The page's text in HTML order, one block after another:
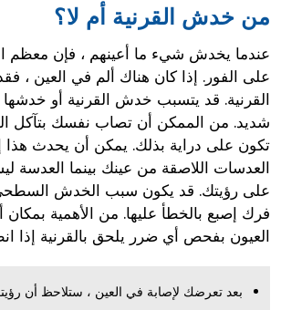
من خدش القرنية أم لا؟
عندما يخدش شيء ما أعينهم ، فإن معظم
على الفور. إذا كان هناك ألم في العين ،
القرنية. قد يتسبب خدش القرنية أو خدشها
شديد. من الممكن أن تصاب نفسك بتآكل
تكون على دراية بذلك. يمكن أن يحدث هذا
العدسات اللاصقة من عينك بينما العدسة
على رؤيتك. قد يكون سبب الخدش
فرك إصبع بالخطأ عليها. من الأهمية
العيون بفحص أي ضرر يلحق بالقرنية إذا
بعد تعرضك لإصابة في العين ، ستلاحظ أن